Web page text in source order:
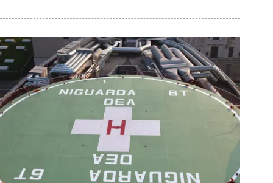
Resina
Cameri
Centro
MRO
Aeronautica